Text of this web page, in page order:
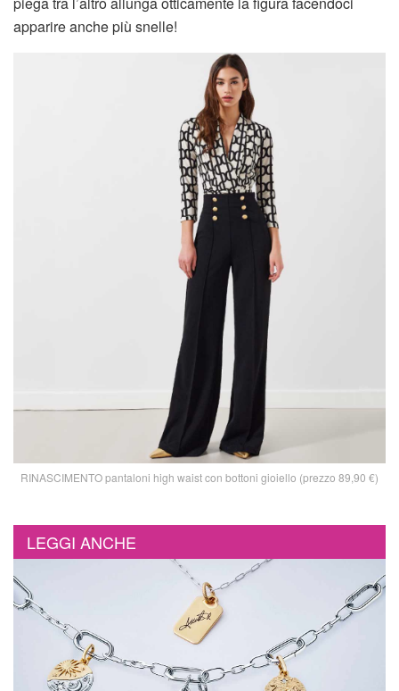
apparire anche più snelle!
RINASCIMENTO pantaloni high waist con bottoni gioiello (prezzo 89,90 €)
LEGGI ANCHE